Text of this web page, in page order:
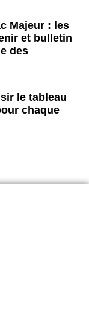
Majeur : les
et bulletin
des
le tableau
chaque